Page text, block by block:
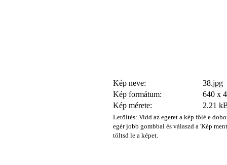
Kép neve:
38.jpg
Kép formátum:
640 x
Kép mérete:
2.21
Letöltés: Vidd az egeret a kép fölé e
egér jobb gombbal és válaszd a 'Kép
töltsd le a képet.